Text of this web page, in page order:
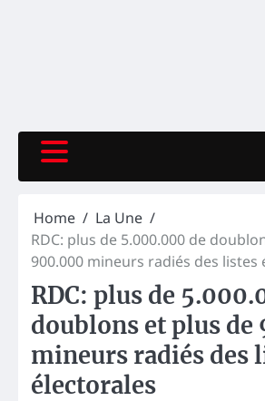
Home
La Une
RDC: plus de 5.000.000 de
900.000 mineurs radiés des listes
RDC: plus de
doublons et plus de
mineurs radiés des
électorales